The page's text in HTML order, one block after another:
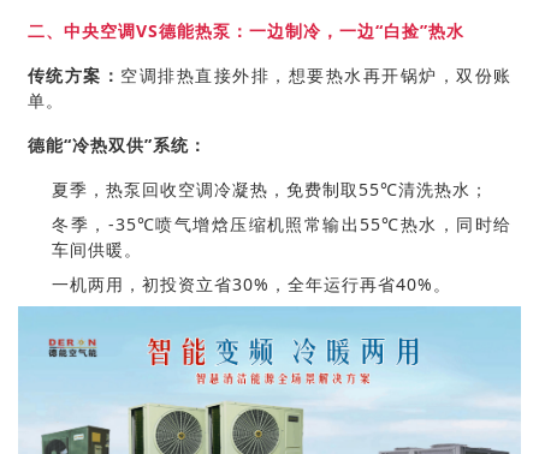
二、中央空调VS德能热泵：一边制冷，一边“白捡”热水
传统方案： 空调排热直接外排，想要热水再开锅炉，双份账
单。
德能“冷热双供”系统：
夏季，热泵回收空调冷凝热，免费制取55℃清洗热水；
冬季，-35℃喷气增焓压缩机照常输出55℃热水，同时给
车间供暖。
一机两用，初投资立省30%，全年运行再省40%。